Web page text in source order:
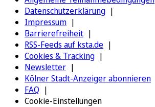
Datenschutzerklärung
Impressum
Barrierefreiheit
RSS-Feeds auf ksta.de
Cookies & Tracking
Newsletter
Kölner Stadt-Anzeiger abonnieren
FAQ
Cookie-Einstellungen